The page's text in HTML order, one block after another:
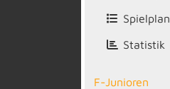
Spielplan
Statistik
F-Junioren